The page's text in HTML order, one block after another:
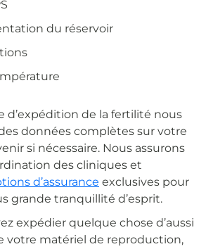
du réservoir
d’expédition de la fertilité nous
données complètes sur votre
si nécessaire. Nous assurons
des cliniques et
d’assurance exclusives pour
grande tranquillité d’esprit.
expédier quelque chose d’aussi
votre matériel de reproduction,